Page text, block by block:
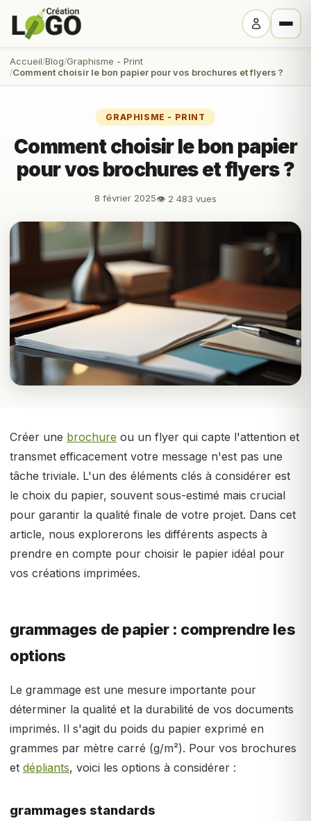
Accueil Blog Graphisme - Print
Comment choisir le bon papier pour vos brochures et flyers ?
GRAPHISME - PRINT
Comment choisir le bon papier
pour vos brochures et flyers ?
8 février 2025👁 2 483 vues
Créer une brochure ou un flyer qui capte l'attention et
transmet efficacement votre message n'est pas une
tâche triviale. L'un des éléments clés à considérer est
le choix du papier, souvent sous-estimé mais crucial
pour garantir la qualité finale de votre projet. Dans cet
article, nous explorerons les différents aspects à
prendre en compte pour choisir le papier idéal pour
vos créations imprimées.
grammages de papier : comprendre les
options
Le grammage est une mesure importante pour
déterminer la qualité et la durabilité de vos documents
imprimés. Il s'agit du poids du papier exprimé en
grammes par mètre carré (g/m²). Pour vos brochures
et dépliants, voici les options à considérer :
grammages standards